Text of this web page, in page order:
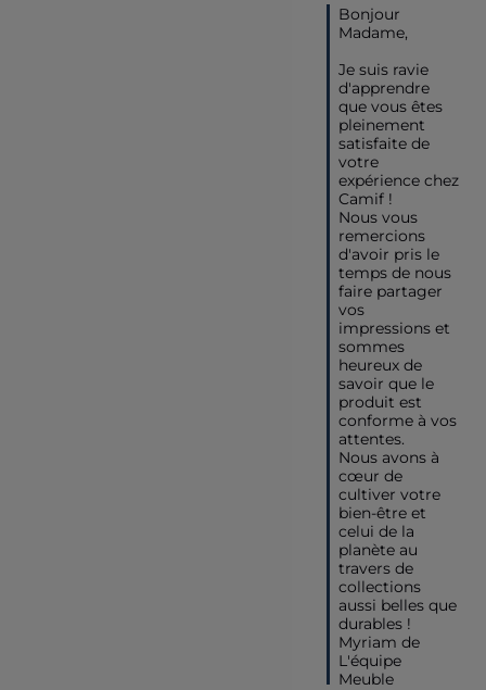
Bonjour
Madame,
Je suis ravie
d'apprendre
que vous êtes
pleinement
satisfaite de
votre
expérience chez
Camif !
Nous vous
remercions
d'avoir pris le
temps de nous
faire partager
vos
impressions et
sommes
heureux de
savoir que le
produit est
conforme à vos
attentes.
Nous avons à
cœur de
cultiver votre
bien-être et
celui de la
planète au
travers de
collections
aussi belles que
durables !
Myriam de
L'équipe
Meuble